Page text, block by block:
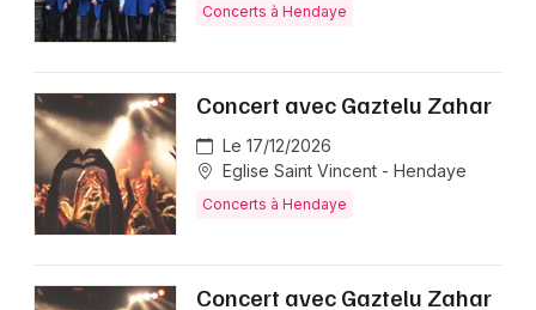
Concerts à Hendaye
Concert avec Gaztelu Zahar
Le 17/12/2026
Eglise Saint Vincent - Hendaye
Concerts à Hendaye
Concert avec Gaztelu Zahar